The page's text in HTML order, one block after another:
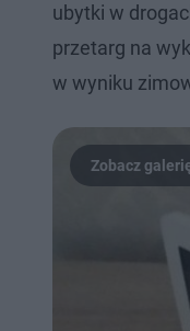
ubytki w
przetarg na
w wyniku